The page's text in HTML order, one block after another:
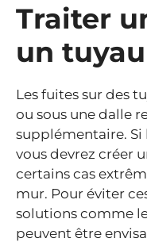
Traiter
un
Les fuites sur des
ou sous une dalle
supplémentaire. Si
vous devrez créer
certains cas
mur. Pour éviter
solutions comme
peuvent être